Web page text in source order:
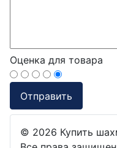
Оценка для товара
© 2026 Купить